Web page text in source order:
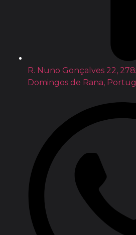
R. Nuno Gonçalves 22,
Domingos de Rana,